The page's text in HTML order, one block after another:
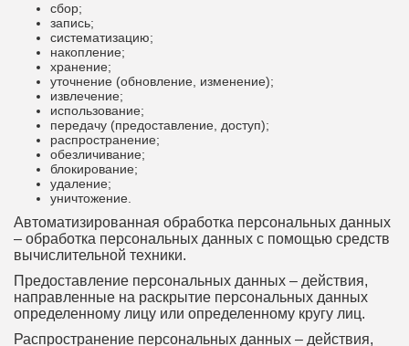
сбор;
запись;
систематизацию;
накопление;
хранение;
уточнение (обновление, изменение);
извлечение;
использование;
передачу (предоставление, доступ);
распространение;
обезличивание;
блокирование;
удаление;
уничтожение.
Автоматизированная обработка персональных данных
– обработка персональных данных с помощью средств
вычислительной техники.
Предоставление персональных данных – действия,
направленные на раскрытие персональных данных
определенному лицу или определенному кругу лиц.
Распространение персональных данных – действия,